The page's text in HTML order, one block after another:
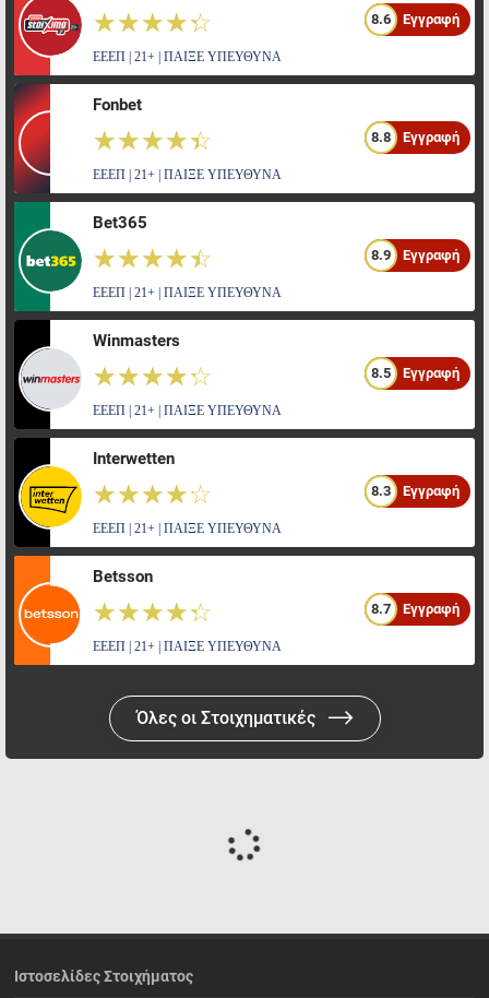
☆☆☆☆☆
★★★★★ 8.6 Εγγραφή
ΕΕΕΠ | 21+ | ΠΑΙΞΕ ΥΠΕΥΘΥΝΑ
Fonbet
☆☆☆☆☆
★★★★★ 8.8 Εγγραφή
ΕΕΕΠ | 21+ | ΠΑΙΞΕ ΥΠΕΥΘΥΝΑ
Bet365
☆☆☆☆☆
★★★★★ 8.9 Εγγραφή
ΕΕΕΠ | 21+ | ΠΑΙΞΕ ΥΠΕΥΘΥΝΑ
Winmasters
☆☆☆☆☆
★★★★★ 8.5 Εγγραφή
ΕΕΕΠ | 21+ | ΠΑΙΞΕ ΥΠΕΥΘΥΝΑ
Interwetten
☆☆☆☆☆
★★★★★ 8.3 Εγγραφή
ΕΕΕΠ | 21+ | ΠΑΙΞΕ ΥΠΕΥΘΥΝΑ
Betsson
☆☆☆☆☆
★★★★★ 8.7 Εγγραφή
ΕΕΕΠ | 21+ | ΠΑΙΞΕ ΥΠΕΥΘΥΝΑ
Όλες οι Στοιχηματικές
Ιστοσελίδες Στοιχήματος